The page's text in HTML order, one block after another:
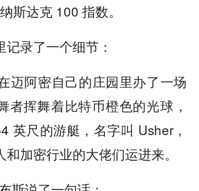
斯达克 100 指数。
录了一个细节：
迈阿密自己的庄园里办了一场
者挥舞着比特币橙色的光球，
英尺的游艇，名字叫 Usher，
加密行业的大佬们运进来。